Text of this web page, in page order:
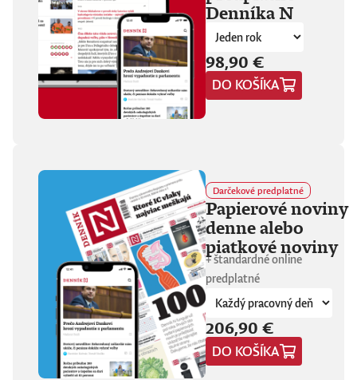
fanúšikovia aj
kritika dávajú palec
hore. Hrá pred
tisíckami ľudí na
festivaloch, vo
vypredaných sálach
aj v malých
punkových
ľudia, ktorí sa
predtým nepoznali,
vedú intenzívny
dialóg o hudbe a
stave sveta. V
štrnástich
tematicky
zameraných
kapitolách príde
okrem iného reč na
punk, trap,
rock’n’roll, Beatles,
Sex Pistols,
Dostojevského,
Hegela, Boha, GG
Denníka N
98,90 €
DO KOŠÍKA
Darčekové predplatné
Papierové noviny
denne alebo
piatkové noviny
+ štandardné online
predplatné
206,90 €
DO KOŠÍKA